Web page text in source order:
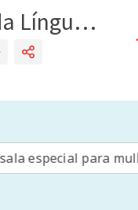
para mulheres